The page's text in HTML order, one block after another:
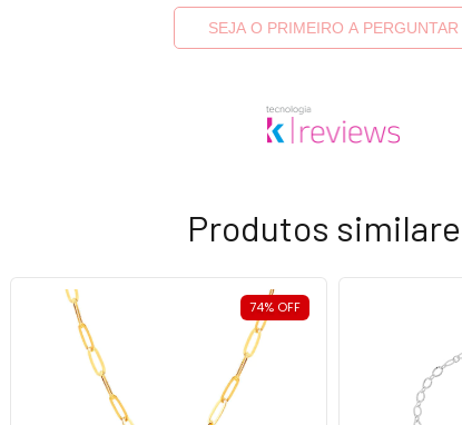
SEJA O PRIMEIRO A PERGUNTAR
Produtos
74% OFF